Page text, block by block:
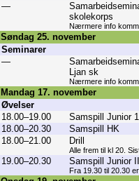
—
skolekorps
Nærmere info
Søndag 25. november
Seminarer
—
Ljan sk
Nærmere info
Mandag 17. november
Øvelser
18.00–19.00
Samspill Junior 1
18.00–20.30
Samspill HK
18.00–21.00
Drill
Alle frem til kl 20.
19.00–20.30 Samspill Junior II
Fra 19.30 til 20.30